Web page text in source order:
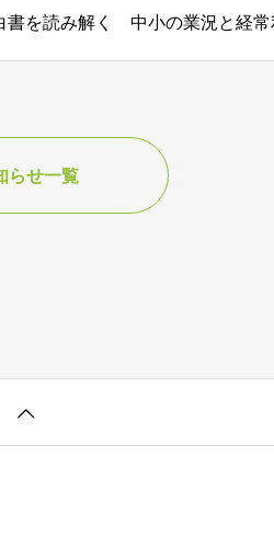
書を読み解く 中小の業況と経常
らせ一覧